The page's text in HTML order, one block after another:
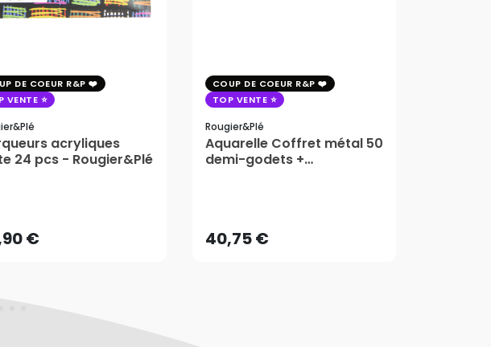
DE COEUR R&P
VENTE
acryliques
24 pcs - Rougier&Plé
€
AJOUTER AU PANIER
COUP DE COEUR R&P
TOP VENTE
Rougier&plé
Aquarelle Coffret métal 50
demi-godets +
40,75 €AJOUTER AU PANIER